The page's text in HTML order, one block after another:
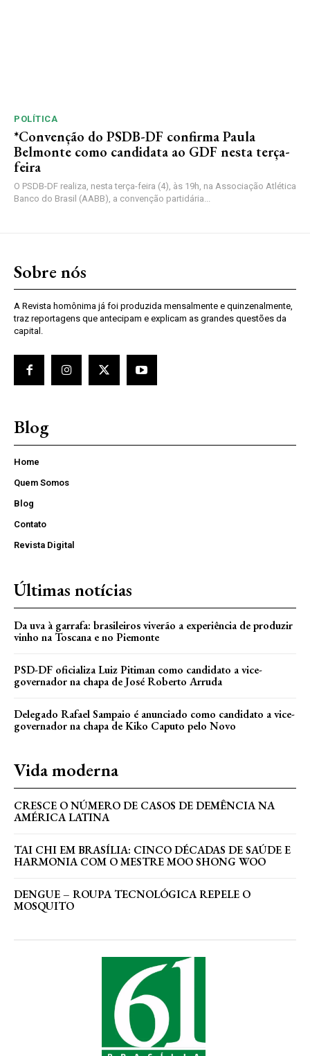
POLÍTICA
*Convenção do PSDB-DF confirma Paula
Belmonte como candidata ao GDF nesta terça-
feira
O PSDB-DF realiza, nesta terça-feira (4), às 19h, na Associação Atlética
Banco do Brasil (AABB), a convenção partidária...
Sobre nós
A Revista homônima já foi produzida mensalmente e quinzenalmente,
traz reportagens que antecipam e explicam as grandes questões da
capital.
Blog
Home
Quem Somos
Blog
Contato
Revista Digital
Últimas notícias
Da uva à garrafa: brasileiros viverão a experiência de produzir
vinho na Toscana e no Piemonte
PSD-DF oficializa Luiz Pitiman como candidato a vice-
governador na chapa de José Roberto Arruda
Delegado Rafael Sampaio é anunciado como candidato a vice-
governador na chapa de Kiko Caputo pelo Novo
Vida moderna
CRESCE O NÚMERO DE CASOS DE DEMÊNCIA NA
AMÉRICA LATINA
TAI CHI EM BRASÍLIA: CINCO DÉCADAS DE SAÚDE E
HARMONIA COM O MESTRE MOO SHONG WOO
DENGUE – ROUPA TECNOLÓGICA REPELE O
MOSQUITO